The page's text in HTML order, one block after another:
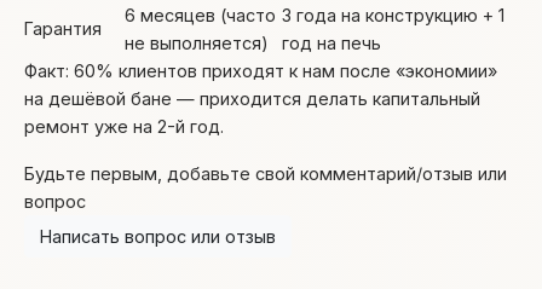
Гарантия
6 месяцев (часто
не выполняется)
3 года на конструкцию + 1
год на печь
Факт: 60% клиентов приходят к нам после «экономии»
на дешёвой бане — приходится делать капитальный
ремонт уже на 2-й год.
Будьте первым, добавьте свой комментарий/отзыв или
вопрос
Написать вопрос или отзыв